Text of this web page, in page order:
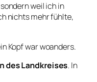
weil ich in
nichts mehr fühlte,
Kopf war woanders.
des Landkreises. In